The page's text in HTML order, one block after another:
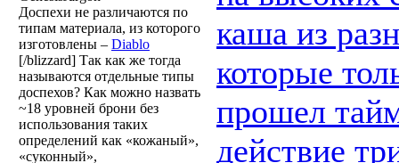
Доспехи не различаются по
типам материала, из которого
изготовлены – Diablo
[/blizzard] Так как же тогда
называются отдельные типы
доспехов? Как можно назвать
~18 уровней брони без
использования таких
определений как «кожаный»,
«суконный»,
каша из
которые
прошел
действие